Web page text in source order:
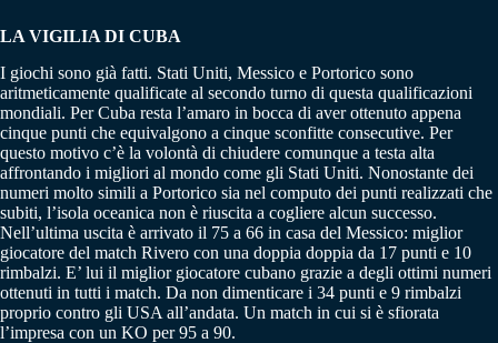
LA VIGILIA DI CUBA
I giochi sono già fatti. Stati Uniti, Messico e Portorico sono
aritmeticamente qualificate al secondo turno di questa qualificazioni
mondiali. Per Cuba resta l’amaro in bocca di aver ottenuto appena
cinque punti che equivalgono a cinque sconfitte consecutive. Per
questo motivo c’è la volontà di chiudere comunque a testa alta
affrontando i migliori al mondo come gli Stati Uniti. Nonostante dei
numeri molto simili a Portorico sia nel computo dei punti realizzati che
subiti, l’isola oceanica non è riuscita a cogliere alcun successo.
Nell’ultima uscita è arrivato il 75 a 66 in casa del Messico: miglior
giocatore del match Rivero con una doppia doppia da 17 punti e 10
rimbalzi. E’ lui il miglior giocatore cubano grazie a degli ottimi numeri
ottenuti in tutti i match. Da non dimenticare i 34 punti e 9 rimbalzi
proprio contro gli USA all’andata. Un match in cui si è sfiorata
l’impresa con un KO per 95 a 90.